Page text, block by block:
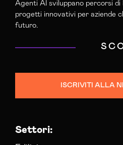
Agenti AI sviluppano percorsi di
progetti innovativi per aziende
futuro.
ISCRIVITI ALLA
Settori: